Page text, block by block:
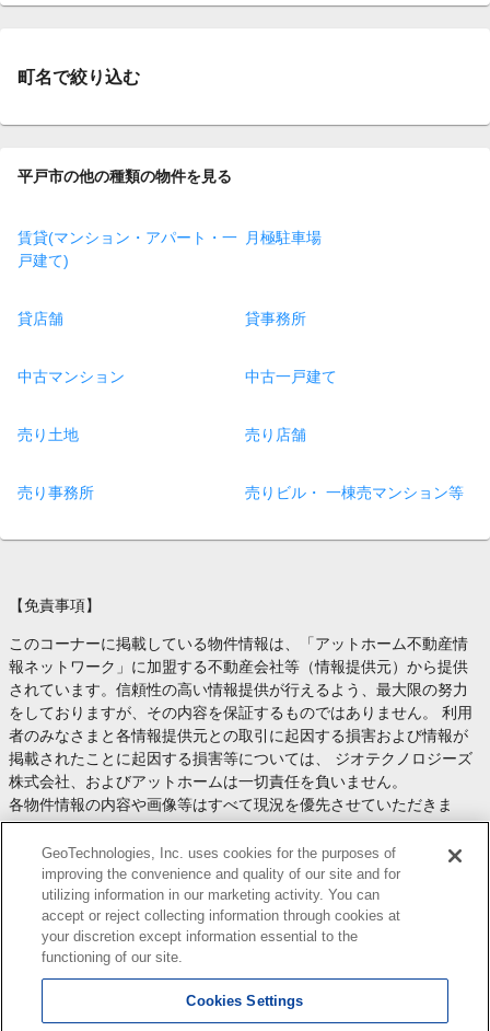
町名で絞り込む
平戸市の他の種類の物件を見る
賃貸(マンション・アパート・一
戸建て)
月極駐車場
貸店舗 貸事務所
中古マンション 中古一戸建て
売り土地 売り店舗
売り事務所 売りビル・ 一棟売マンション等
【免責事項】
このコーナーに掲載している物件情報は、「アットホーム不動産情
報ネットワーク」に加盟する不動産会社等（情報提供元）から提供
されています。信頼性の高い情報提供が行えるよう、最大限の努力
をしておりますが、その内容を保証するものではありません。 利用
者のみなさまと各情報提供元との取引に起因する損害および情報が
掲載されたことに起因する損害等については、 ジオテクノロジーズ
株式会社、およびアットホームは一切責任を負いません。
各物件情報の内容や画像等はすべて現況を優先させていただきま
す。
お取引等（お取引の準備、資金調達等を含みます）の際には、内容
や契約条件等について、 各情報提供元より十分な説明を受け、ご自
身でご確認の上、判断してください。
このコーナーへの物件情報のご掲載、その他不動産業務ソリューシ
ョン等についての不動産会社様のお問合せはこちら
します。
GeoTechnologies, Inc. uses cookies for the purposes of
improving the convenience and quality of our site and for
utilizing information in our marketing activity. You can
accept or reject collecting information through cookies at
your discretion except information essential to the
functioning of our site.
Cookies Settings